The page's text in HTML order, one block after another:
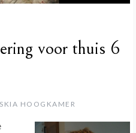
voor thuis 6
HOOGKAMER